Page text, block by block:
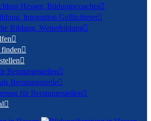
Hessen, Bildungscoaches
Integration Geflüchteter
Bildung, Weiterbildung



Beratungsstellen
Beratungsstelle
für Beratungsstellen
